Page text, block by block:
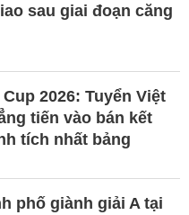
sau giai đoạn căng
2026: Tuyển Việt
tiến vào bán kết
tích nhất bảng
phố giành giải A tại